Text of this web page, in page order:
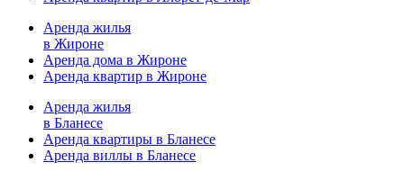
Аренда жилья
в Жироне
Аренда дома в Жироне
Аренда квартир в Жироне
Аренда жилья
в Бланесе
Аренда квартиры в Бланесе
Аренда виллы в Бланесе